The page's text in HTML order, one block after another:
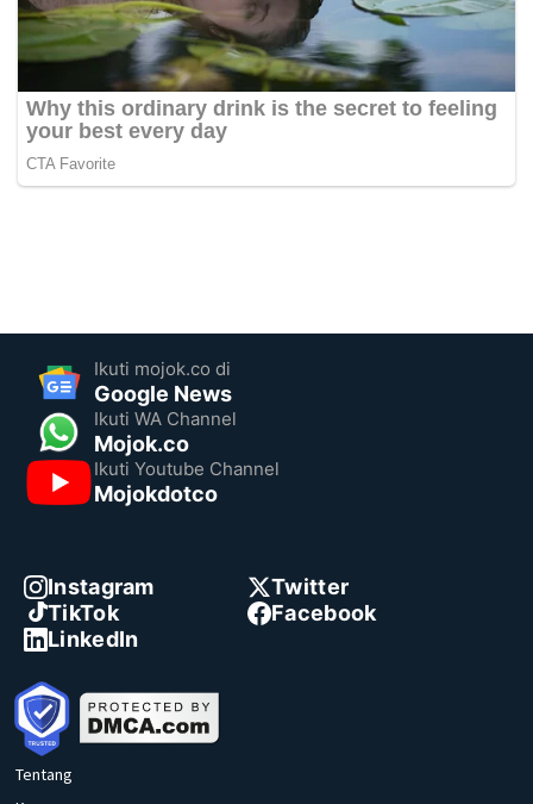
Ikuti mojok.co di
Google News
Ikuti WA Channel
Mojok.co
Ikuti Youtube Channel
Mojokdotco
Instagram
Twitter
TikTok
Facebook
LinkedIn
Tentang